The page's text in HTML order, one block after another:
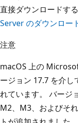
直接ダウンロードす
Server のダウンロー
注意
macOS 上の
ージョン 17.7 を介し
れています。 バージ
M2、M3、およびそ